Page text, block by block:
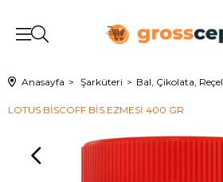
Anasayfa Şarküteri Bal, Çikolata, Reçel
LOTUS BİSCOFF BİS.EZMESİ 400 GR